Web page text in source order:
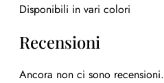
Disponibili in vari colori
Recensioni
Ancora non ci sono recensioni.